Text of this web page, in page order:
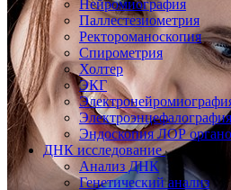
Нейромиография
Паллестезиометрия
Ректороманоскопия
Спирометрия
Холтер
ЭКГ
Электроэнцефалография
Эндоскопия ЛОР
ДНК исследование
Анализ ДНК
Генетический анализ